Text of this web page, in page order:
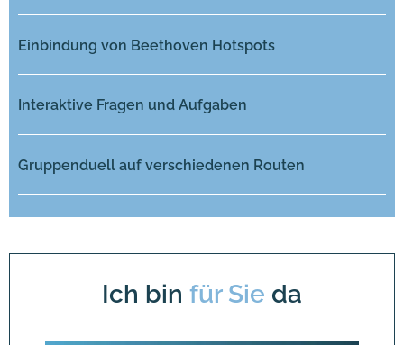
Einbindung von Beethoven Hotspots
Interaktive Fragen und Aufgaben
Gruppenduell auf verschiedenen Routen
Ich bin für Sie da